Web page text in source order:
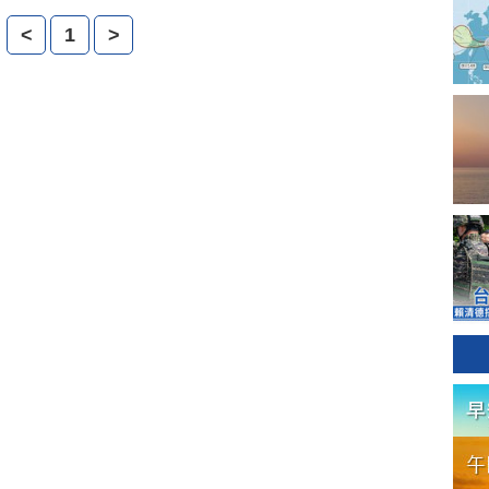
麼解讀東協六國的10月外銷訂單，創下歷年單月最高
天的焦點縱橫，為您深入探討。
< 1 >